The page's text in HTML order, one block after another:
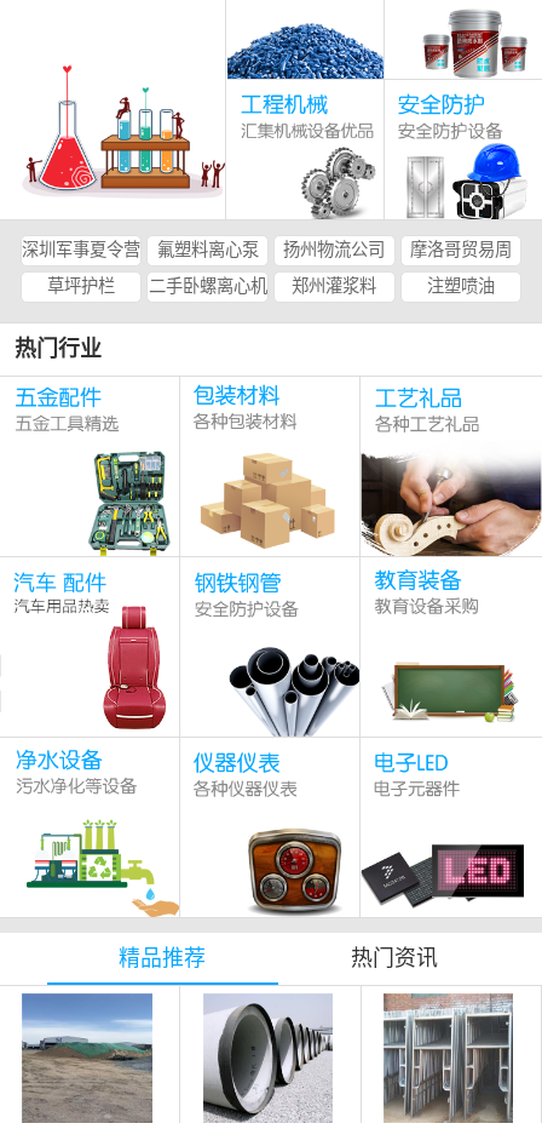
深圳军事夏令营 氟塑料离心泵 扬州物流公司
摩洛哥贸易周
草坪护栏
二手卧螺离心机 郑州灌浆料 注塑喷油
热门行业
精品推荐 热门资讯